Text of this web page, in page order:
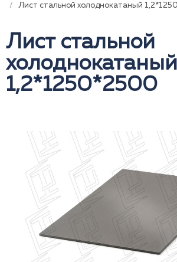
Горячая
Лист стальной холоднокатаный
Лист стальной
холоднокатаный
1,2*1250*2500